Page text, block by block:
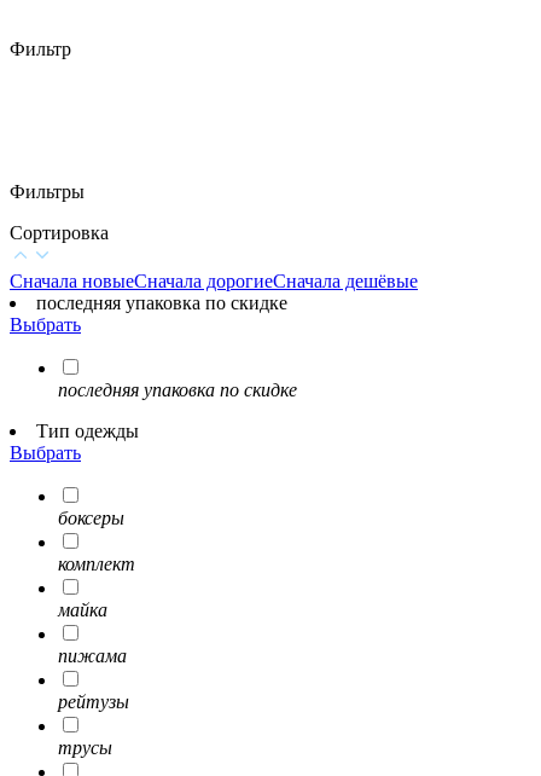
Фильтр
Фильтры
Сортировка
Сначала новыеСначала дорогиеСначала дешёвые
последняя упаковка по скидке
Выбрать
последняя упаковка по скидке
Тип одежды
Выбрать
боксеры
комплект
майка
пижама
рейтузы
трусы